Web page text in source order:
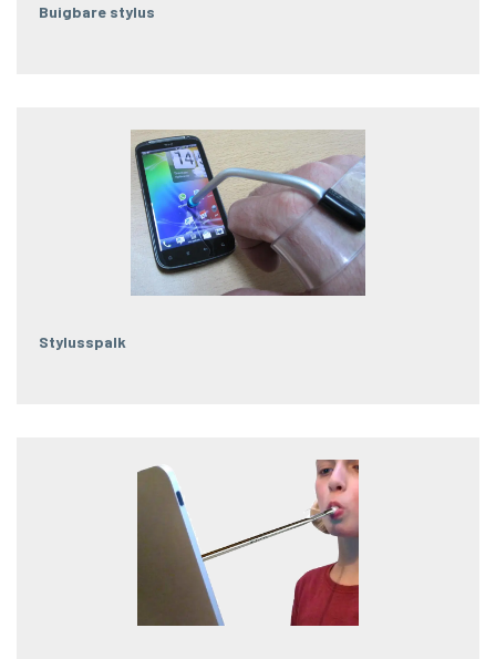
Buigbare stylus
Stylusspalk